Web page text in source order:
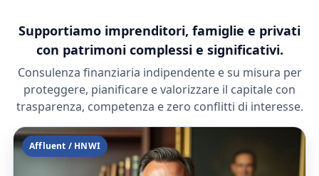
Supportiamo imprenditori, famiglie e privati
con patrimoni complessi e significativi.
Consulenza finanziaria indipendente e su misura per
proteggere, pianificare e valorizzare il capitale con
trasparenza, competenza e zero conflitti di interesse.
Affluent / HNWI